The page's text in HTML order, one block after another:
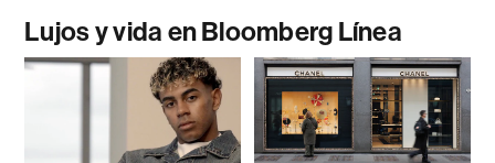
Lujos y vida en Bloomberg Línea